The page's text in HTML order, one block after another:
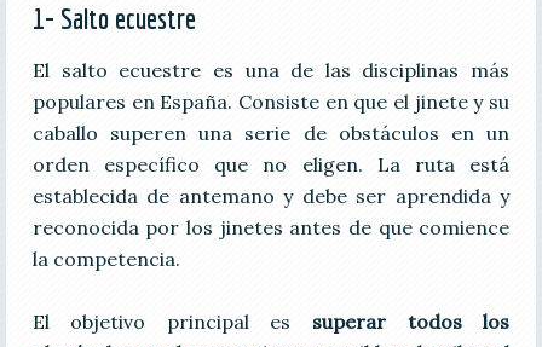
1- Salto ecuestre
El salto ecuestre es una de las disciplinas más
populares en España. Consiste en que el jinete y su
caballo superen una serie de obstáculos en un
orden específico que no eligen. La ruta está
establecida de antemano y debe ser aprendida y
reconocida por los jinetes antes de que comience
la competencia.
El objetivo principal es superar todos los